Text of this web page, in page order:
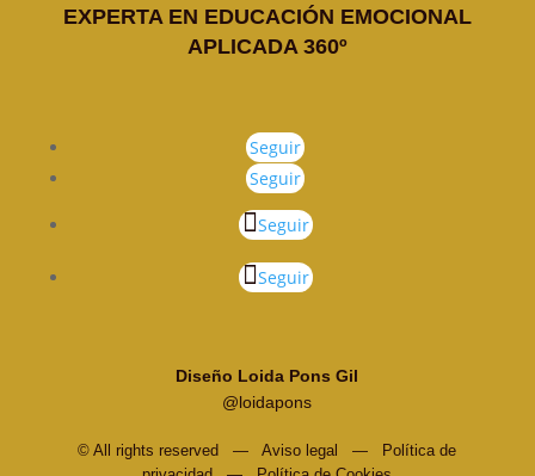
EXPERTA EN EDUCACIÓN EMOCIONAL
APLICADA 360º
Seguir
Seguir
Seguir
Seguir
Diseño Loida Pons Gil
@loidapons
© All rights reserved —Aviso legal —
Política de